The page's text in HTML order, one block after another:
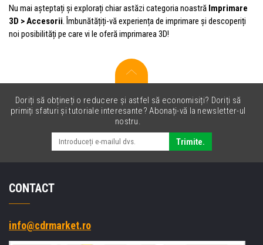
Nu mai așteptați și explorați chiar astăzi categoria noastră Imprimare
3D > Accesorii. Îmbunătățiți-vă experiența de imprimare și descoperiți
noi posibilități pe care vi le oferă imprimarea 3D!
Doriți să obțineți o reducere și astfel să economisiți? Doriți să
primiți sfaturi și tutoriale interesante? Abonați-vă la newsletter-ul
nostru.
Trimite.
CONTACT
info@cdrmarket.ro